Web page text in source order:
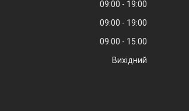
09:00
19:00
09:00
19:00
09:00
15:00
Вихідний